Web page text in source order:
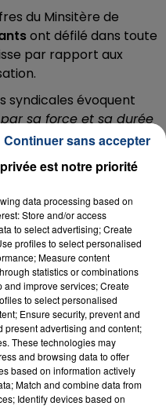
du Minsitère de
ont défilé dans toute
par rapport aux
syndicales évoquent
sa force et sa durée
publique."
Contact FM
CONTACT
est notre priorité
data processing based on
Store and/or access
to select advertising; Create
profiles to select personalised
Measure content
statistics or combinations
and improve services; Create
to select personalised
Ensure security, prevent and
present advertising and content;
These technologies may
and browsing data to offer
based on information actively
Match and combine data from
Identify devices based on
Continuer sans accepter